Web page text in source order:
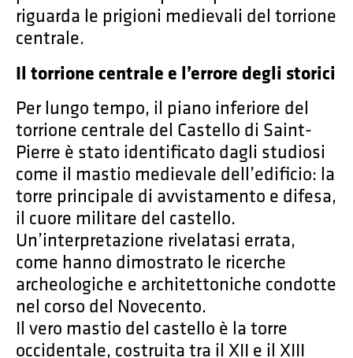
riguarda le prigioni medievali del torrione
centrale.
Il torrione centrale e l’errore degli storici
Per lungo tempo, il piano inferiore del
torrione centrale del Castello di Saint-
Pierre è stato identificato dagli studiosi
come il mastio medievale dell’edificio: la
torre principale di avvistamento e difesa,
il cuore militare del castello.
Un’interpretazione rivelatasi errata,
come hanno dimostrato le ricerche
archeologiche e architettoniche condotte
nel corso del Novecento.
Il vero mastio del castello è la torre
occidentale, costruita tra il XII e il XIII